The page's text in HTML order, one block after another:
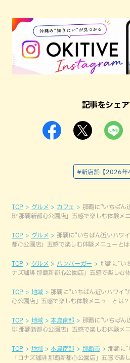
記事をシェ
#新店舗【2026年4
TOP グルメ カフェ
那覇に“いちばん
琲 那覇新都心公園店」五感で楽しむ体験メ
TOP グルメ
那覇に“いちばん近いハワ
都心公園店」五感で楽しむ体験メニューとは
TOP グルメ ハンバーガー
那覇に“い
ナズ珈琲 那覇新都心公園店」五感で楽しむ
TOP 地域
那覇に“いちばん近いハワイ”
心公園店」五感で楽しむ体験メニューとは？
TOP 地域 本島南部
那覇に“いちばん
琲 那覇新都心公園店」五感で楽しむ体験メ
TOP 地域 本島南部 那覇市
那覇に“
「コナズ珈琲 那覇新都心公園店」五感で楽